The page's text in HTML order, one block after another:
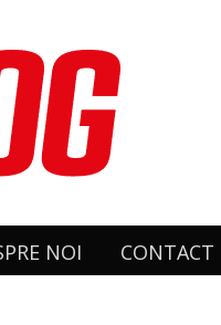
NOI CONTACT